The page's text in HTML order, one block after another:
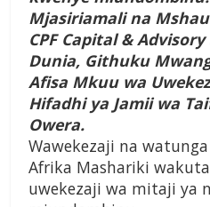
Mjasiriamali na
CPF Capital &
Dunia, Githuku
Afisa Mkuu wa
Hifadhi ya Jamii wa
Owera.
Wawekezaji na
Afrika Mashariki
uwekezaji wa mitaji ya